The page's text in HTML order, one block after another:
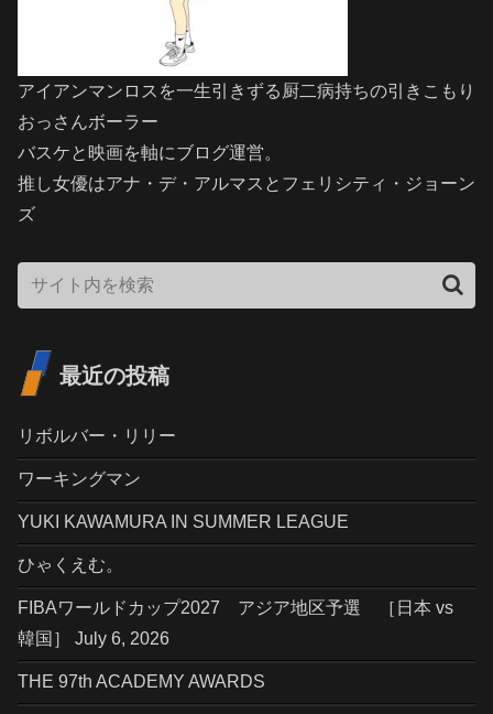
アイアンマンロスを一生引きずる厨二病持ちの引きこもり
おっさんボーラー
バスケと映画を軸にブログ運営。
推し女優はアナ・デ・アルマスとフェリシティ・ジョーン
ズ
最近の投稿
リボルバー・リリー
ワーキングマン
YUKI KAWAMURA IN SUMMER LEAGUE
ひゃくえむ。
FIBAワールドカップ2027 アジア地区予選 ［日本 vs
韓国］ July 6, 2026
THE 97th ACADEMY AWARDS